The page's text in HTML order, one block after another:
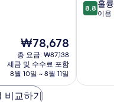
현
재
요
금
₩78,678
₩78,678
총 요금: ₩87,138
세금 및 수수료 포함
8월 10일 ~ 8월 11일
연
10
점
륭
8.8 훌
이용
비교하기